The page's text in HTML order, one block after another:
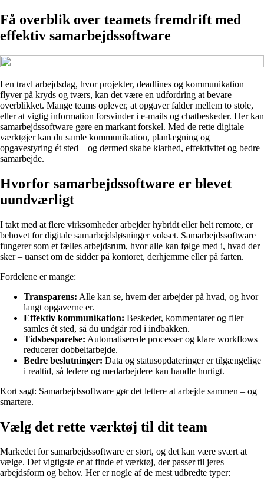
Få overblik over teamets fremdrift med
effektiv samarbejdssoftware
I en travl arbejdsdag, hvor projekter, deadlines og kommunikation
flyver på kryds og tværs, kan det være en udfordring at bevare
overblikket. Mange teams oplever, at opgaver falder mellem to stole,
eller at vigtig information forsvinder i e-mails og chatbeskeder. Her kan
samarbejdssoftware gøre en markant forskel. Med de rette digitale
værktøjer kan du samle kommunikation, planlægning og
opgavestyring ét sted – og dermed skabe klarhed, effektivitet og bedre
samarbejde.
Hvorfor samarbejdssoftware er blevet
uundværligt
I takt med at flere virksomheder arbejder hybridt eller helt remote, er
behovet for digitale samarbejdsløsninger vokset. Samarbejdssoftware
fungerer som et fælles arbejdsrum, hvor alle kan følge med i, hvad der
sker – uanset om de sidder på kontoret, derhjemme eller på farten.
Fordelene er mange:
Transparens: Alle kan se, hvem der arbejder på hvad, og hvor
langt opgaverne er.
Effektiv kommunikation: Beskeder, kommentarer og filer
samles ét sted, så du undgår rod i indbakken.
Tidsbesparelse: Automatiserede processer og klare workflows
reducerer dobbeltarbejde.
Bedre beslutninger: Data og statusopdateringer er tilgængelige
i realtid, så ledere og medarbejdere kan handle hurtigt.
Kort sagt: Samarbejdssoftware gør det lettere at arbejde sammen – og
smartere.
Vælg det rette værktøj til dit team
Markedet for samarbejdssoftware er stort, og det kan være svært at
vælge. Det vigtigste er at finde et værktøj, der passer til jeres
arbejdsform og behov. Her er nogle af de mest udbredte typer: